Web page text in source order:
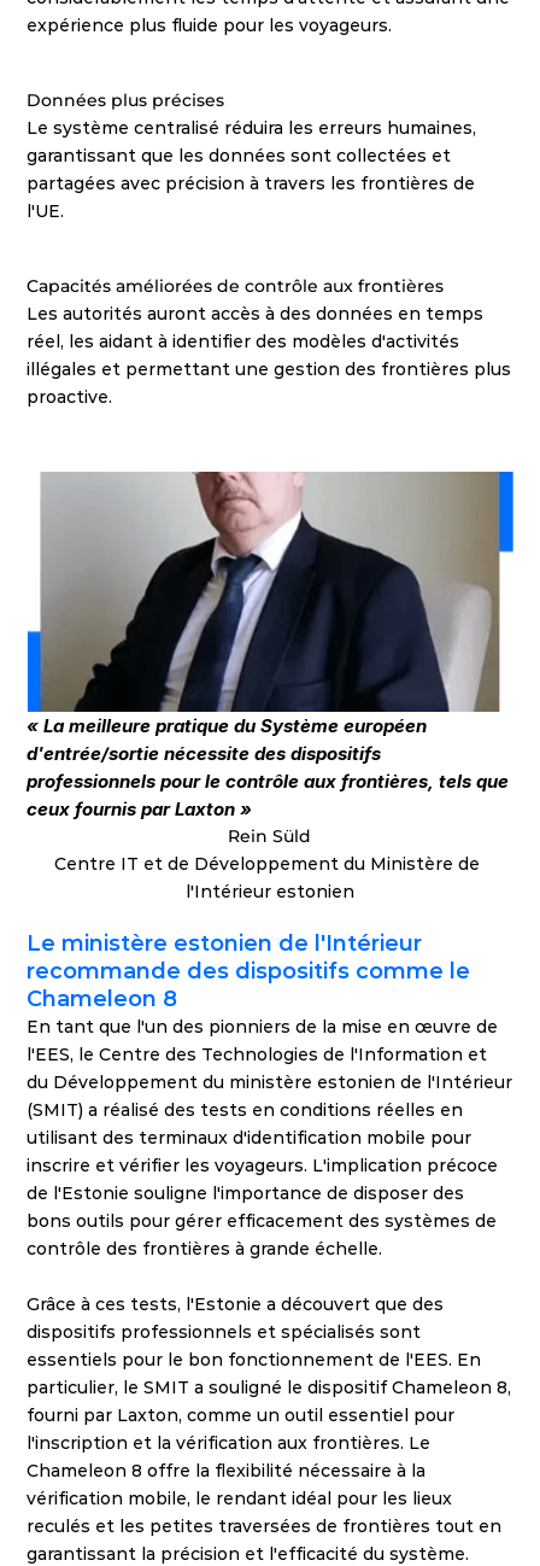
expérience plus fluide pour les voyageurs.
Données plus précises
Le système centralisé réduira les erreurs humaines,
garantissant que les données sont collectées et
partagées avec précision à travers les frontières de
l'UE.
Capacités améliorées de contrôle aux frontières
Les autorités auront accès à des données en temps
réel, les aidant à identifier des modèles d'activités
illégales et permettant une gestion des frontières plus
proactive.
« La meilleure pratique du Système européen
d'entrée/sortie nécessite des dispositifs
professionnels pour le contrôle aux frontières, tels que
ceux fournis par Laxton »
Rein Süld
Centre IT et de Développement du Ministère de
l'Intérieur estonien
Le ministère estonien de l'Intérieur
recommande des dispositifs comme le
Chameleon 8
En tant que l'un des pionniers de la mise en œuvre de
l'EES, le Centre des Technologies de l'Information et
du Développement du ministère estonien de l'Intérieur
(SMIT) a réalisé des tests en conditions réelles en
utilisant des terminaux d'identification mobile pour
inscrire et vérifier les voyageurs. L'implication précoce
de l'Estonie souligne l'importance de disposer des
bons outils pour gérer efficacement des systèmes de
contrôle des frontières à grande échelle.
Grâce à ces tests, l'Estonie a découvert que des
dispositifs professionnels et spécialisés sont
essentiels pour le bon fonctionnement de l'EES. En
particulier, le SMIT a souligné le dispositif Chameleon 8,
fourni par Laxton, comme un outil essentiel pour
l'inscription et la vérification aux frontières. Le
Chameleon 8 offre la flexibilité nécessaire à la
vérification mobile, le rendant idéal pour les lieux
reculés et les petites traversées de frontières tout en
garantissant la précision et l'efficacité du système.